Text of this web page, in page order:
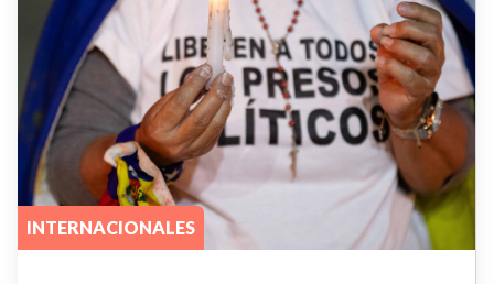
INTERNACIONALES